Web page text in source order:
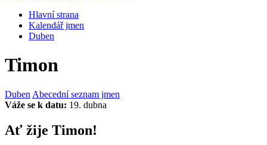
Hlavní strana
Kalendář jmen
Duben
Timon
Duben Abecední seznam jmen
Váže se k datu: 19. dubna
Ať žije Timon!